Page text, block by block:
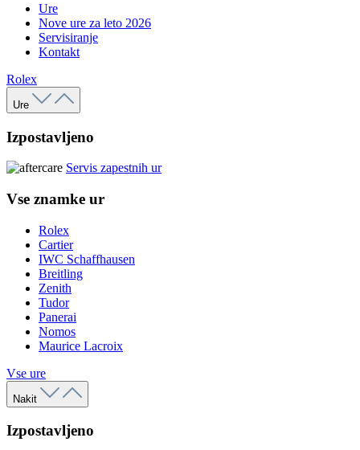
Ure
Nove ure za leto 2026
Servisiranje
Kontakt
Rolex
Ure
Izpostavljeno
Servis zapestnih ur
Vse znamke ur
Rolex
Cartier
IWC Schaffhausen
Breitling
Zenith
Tudor
Panerai
Nomos
Maurice Lacroix
Vse ure
Nakit
Izpostavljeno